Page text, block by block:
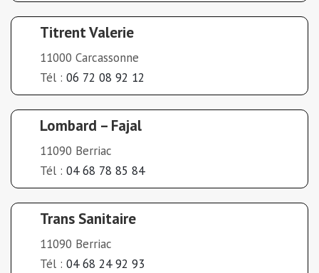
Titrent Valerie
11000 Carcassonne
Tél : 06 72 08 92 12
Lombard – Fajal
11090 Berriac
Tél : 04 68 78 85 84
Trans Sanitaire
11090 Berriac
Tél : 04 68 24 92 93